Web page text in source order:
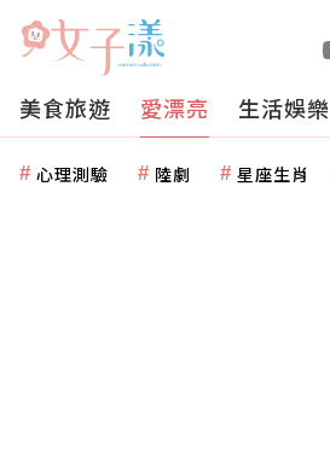
美食旅遊 愛漂亮 生活娛樂
心理測驗 陸劇 星座生肖